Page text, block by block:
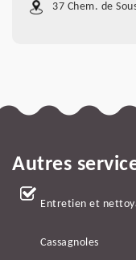
37 Chem. de
Autres
Entretien et
Cassagnoles